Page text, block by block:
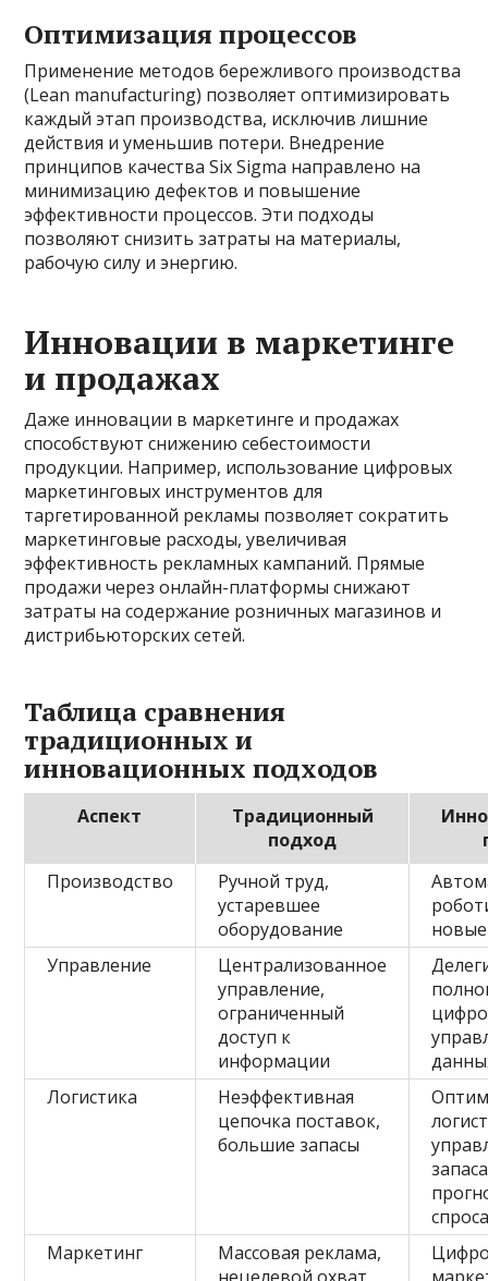
Оптимизация процессов
Применение методов бережливого производства
(Lean manufacturing) позволяет оптимизировать
каждый этап производства, исключив лишние
действия и уменьшив потери. Внедрение
принципов качества Six Sigma направлено на
минимизацию дефектов и повышение
эффективности процессов. Эти подходы
позволяют снизить затраты на материалы,
рабочую силу и энергию.
Инновации в маркетинге
и продажах
Даже инновации в маркетинге и продажах
способствуют снижению себестоимости
продукции. Например, использование цифровых
маркетинговых инструментов для
таргетированной рекламы позволяет сократить
маркетинговые расходы, увеличивая
эффективность рекламных кампаний. Прямые
продажи через онлайн-платформы снижают
затраты на содержание розничных магазинов и
дистрибьюторских сетей.
Таблица сравнения
традиционных и
инновационных подходов
Аспект
Традиционный
подход
Производство
Ручной труд,
устаревшее
оборудование
Управление
Централизованное
управление,
ограниченный
доступ к
информации
Логистика
Неэффективная
цепочка поставок,
большие запасы
Маркетинг
Массовая реклама,